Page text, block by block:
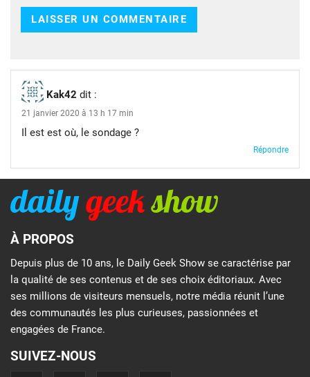
Kak42 dit :
21 janvier 2020 à 13 h 17 min
Il est est où, le sondage ?
Répondre
À PROPOS
Depuis plus de 10 ans, le Daily Geek Show se caractérise par
la qualité de ses contenus et de ses choix éditoriaux. Avec
ses millions de visiteurs mensuels, notre média réunit l’une
des communautés les plus curieuses, passionnées et
engagées de France.
SUIVEZ-NOUS